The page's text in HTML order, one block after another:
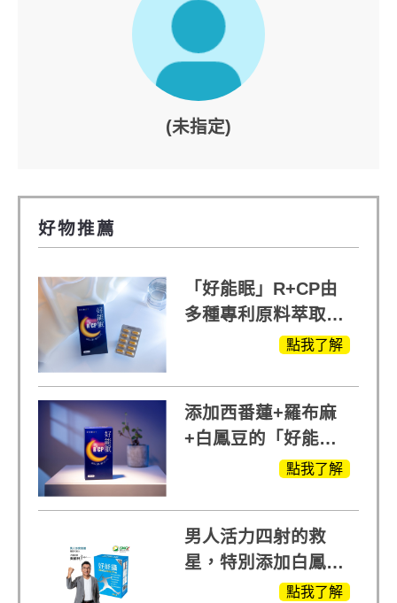
(未指定)
好物推薦
「好能眠」R+CP由
多種專利原料萃取、
白鳳豆、羅布麻、西
晰的關鍵!
點我了解
添加西番蓮+羅布麻
+白鳳豆的「好能
眠」，獨家專利配
點我了解
男人活力四射的救
星，特別添加白鳳豆
萃取 五色瑪卡點我了解